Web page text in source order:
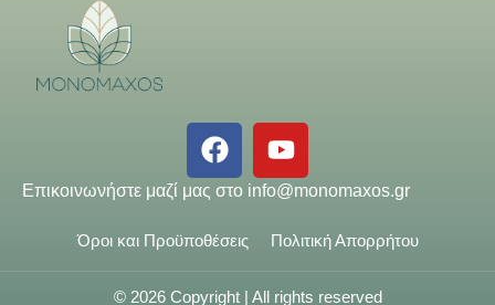
Επικοινωνήστε μαζί μας στο info@monomaxos.gr
Όροι και Προϋποθέσεις Πολιτική Απορρήτου
© 2026 Copyright | All rights reserved